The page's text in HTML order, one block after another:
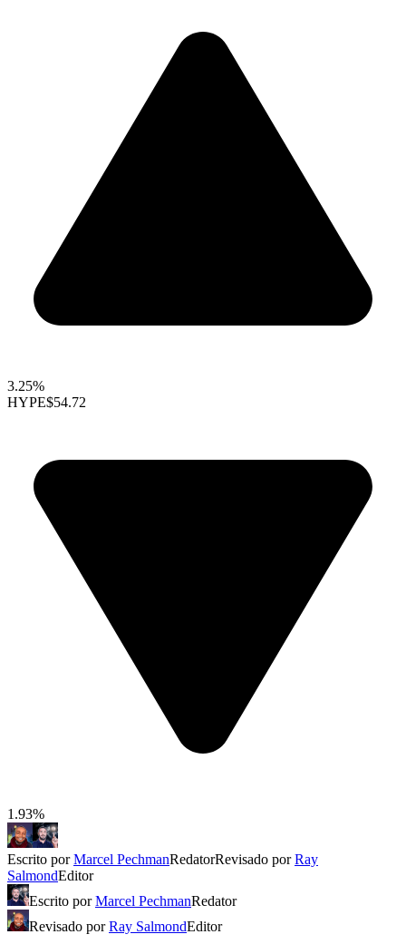
3.25%
HYPE$54.72
1.93%
Escrito porMarcel PechmanRedatorRevisado porRay
SalmondEditor
Escrito porMarcel PechmanRedator
Revisado porRay SalmondEditor